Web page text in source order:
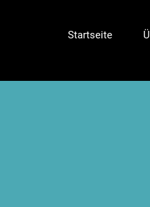
Startseite